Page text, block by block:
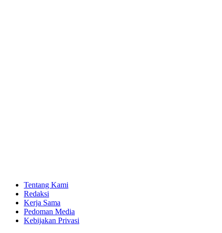
Tentang Kami
Redaksi
Kerja Sama
Pedoman Media
Kebijakan Privasi